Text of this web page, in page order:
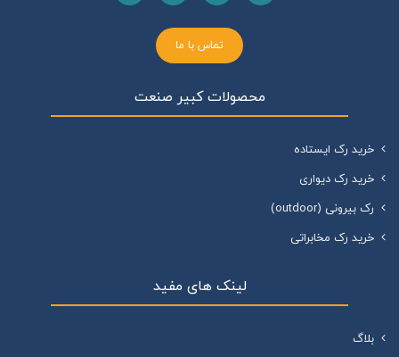
تماس با ما
محصولات کبیر صنعت
خرید رک ایستاده
خرید رک دیواری
رک بیرونی (outdoor)
خرید رک مخابراتی
لینک های مفید
بلاگ